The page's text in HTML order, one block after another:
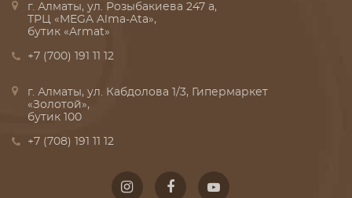
г. Алматы, ул. Розыбакиева 247 а,
ТРЦ «MEGA Alma-Ata»,
бутик «Armat»
+7 (700) 191 11 12
г. Алматы, ул. Кабдолова 1/3, Гипермаркет
«Золотой»,
бутик 100
+7 (708) 191 11 12